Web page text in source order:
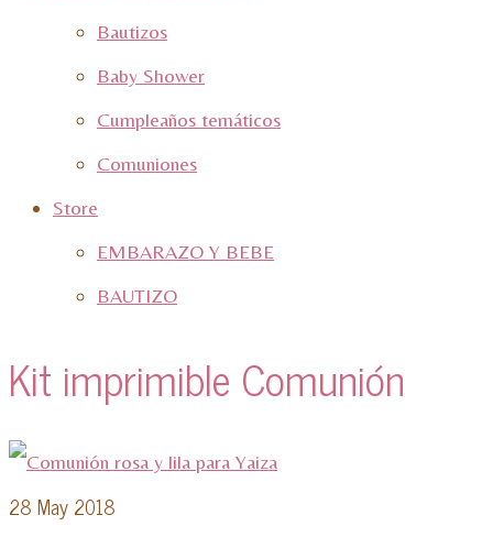
Bautizos
Baby Shower
Cumpleaños temáticos
Comuniones
Store
EMBARAZO Y BEBE
BAUTIZO
Kit imprimible Comunión
28 May 2018